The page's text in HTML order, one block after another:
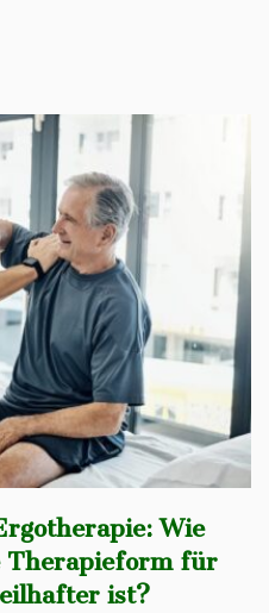
Wie
Therapieform für
ist?